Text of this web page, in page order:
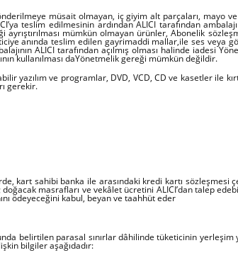
müsait olmayan, iç giyim alt parçaları, mayo
teslim edilmesinin ardından ALICI tarafından
mümkün olmayan ürünler, Abonelik
anında teslim edilen gayrimaddi mallar,ile ses veya
ALICI tarafından açılmış olması halinde iadesi
kullanılması daYönetmelik gereği mümkün değildir.
yazılım ve programlar, DVD, VCD, CD ve kasetler ile
gerekir.
kart sahibi banka ile arasındaki kredi kartı sözleşmesi
masrafları ve vekâlet ücretini ALICI’dan talep
ödeyeceğini kabul, beyan ve taahhüt eder
belirtilen parasal sınırlar dâhilinde tüketicinin
bilgiler aşağıdadır: